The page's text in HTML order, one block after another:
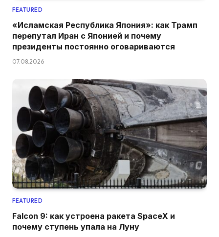
FEATURED
«Исламская Республика Япония»: как Трамп
перепутал Иран с Японией и почему
президенты постоянно оговариваются
07.08.2026
FEATURED
Falcon 9: как устроена ракета SpaceX и
почему ступень упала на Луну